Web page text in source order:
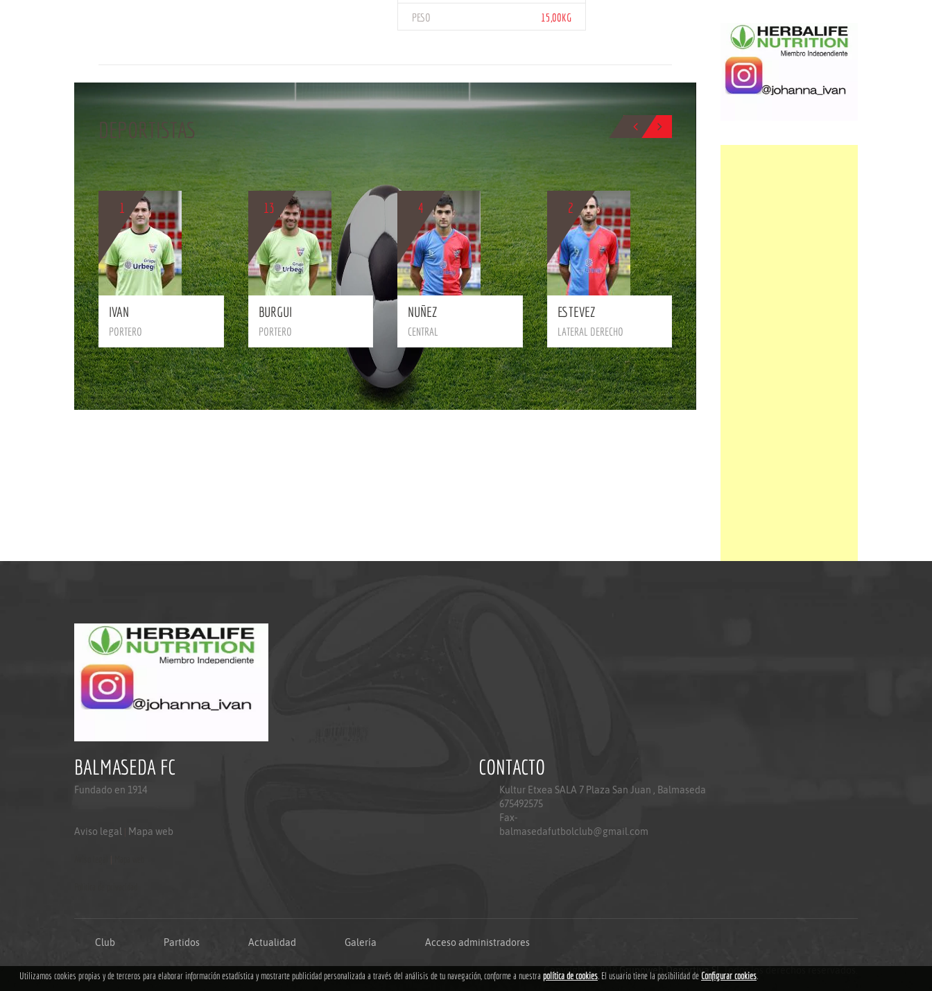
PESO 15,00KG
DEPORTISTAS
1
BIO
IVAN
PORTERO
13
BIO
BURGUI
PORTERO
4
BIO
NUÑEZ
CENTRAL
2
ESTEVEZ
LATERAL DERECHO
BIO
BALMASEDA FC
Fundado en 1914
Aviso legal Mapa web
CONTACTO
Kultur Etxea SALA 7 Plaza San Juan , Balmaseda
675492575
Fax-
balmasedafutbolclub@gmail.com
Club Partidos Actualidad Galería Acceso administradores
Copyright © 2018 Grupoweb Deportiva SL .Todos los derechos reservados.
Utilizamos cookies propias y de terceros para elaborar información estadística y mostrarte publicidad personalizada a través del análisis de tu navegación, conforme a nuestra política de cookies. El usuario tiene la posibilidad de Configurar cookies.